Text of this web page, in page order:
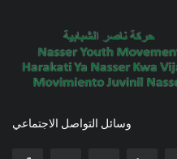
وسائل التواصل الاجتماعي